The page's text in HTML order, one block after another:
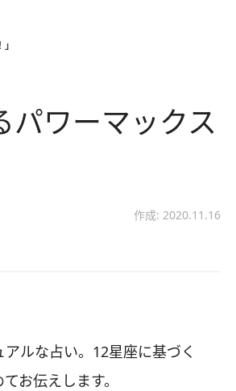
パワーマックス
作成: 2020.11.16
ルな占い。12星座に基づく
お伝えします。